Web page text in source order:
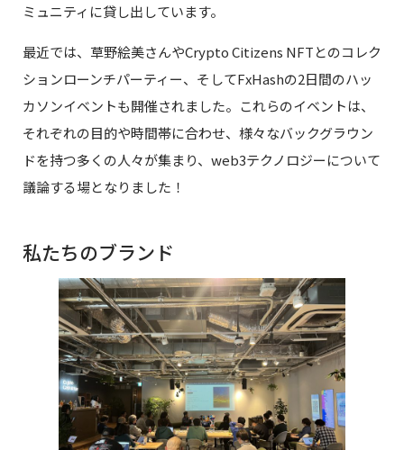
ミュニティに貸し出しています。
最近では、草野絵美さんやCrypto Citizens NFTとのコレク
ションローンチパーティー、そしてFxHashの2日間のハッ
カソンイベントも開催されました。これらのイベントは、
それぞれの目的や時間帯に合わせ、様々なバックグラウン
ドを持つ多くの人々が集まり、web3テクノロジーについて
議論する場となりました！
私たちのブランド